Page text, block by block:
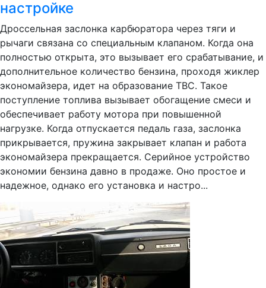
настройке
Дроссельная заслонка карбюратора через тяги и
рычаги связана со специальным клапаном. Когда она
полностью открыта, это вызывает его срабатывание, и
дополнительное количество бензина, проходя жиклер
экономайзера, идет на образование ТВС. Такое
поступление топлива вызывает обогащение смеси и
обеспечивает работу мотора при повышенной
нагрузке. Когда отпускается педаль газа, заслонка
прикрывается, пружина закрывает клапан и работа
экономайзера прекращается. Серийное устройство
экономии бензина давно в продаже. Оно простое и
надежное, однако его установка и настро...